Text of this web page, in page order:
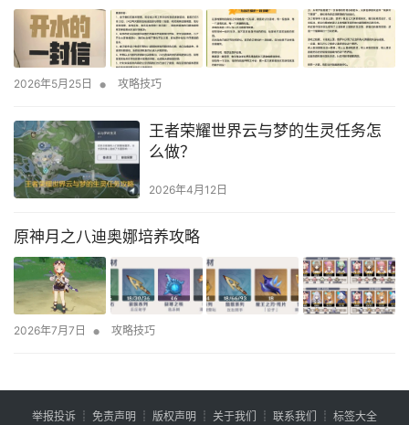
2026年5月25日 • 攻略技巧
王者荣耀世界云与梦的生灵任务怎
么做？
2026年4月12日
原神月之八迪奥娜培养攻略
2026年7月7日 • 攻略技巧
举报投诉 ┊ 免责声明 ┊ 版权声明 ┊ 关于我们 ┊ 联系我们 ┊ 标签大全